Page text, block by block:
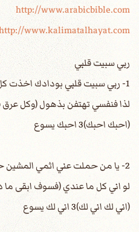
http://www.arabicbible.com
www.kalimatalhayat.com
ربي سبيت قلبي
1- ربي سبيت قلبي بودادك اخذت كل عقلب بجمالك
لذا فنفسي تهتفن بذهول (وكل عرق
(احبك احبك)3 احبك يسوع
2- يا من حملت عني اثمي المشين حين فديت نفسي بالموت المهين
لو اني كل ما عندي (فسوف ابقى
(اني لك اني لك)3 اني لك يسوع